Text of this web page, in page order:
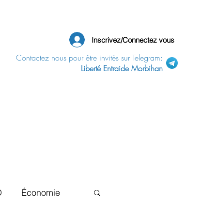
Inscrivez/Connectez vous
Contactez nous pour être invités sur Telegram:
Liberté Entraide Morbihan
Économie